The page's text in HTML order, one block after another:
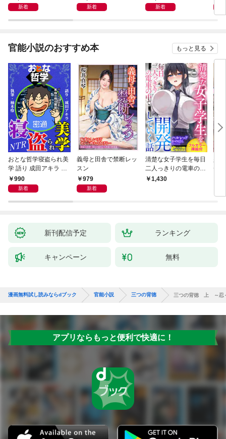
新着 新着 新着
官能小説のおすすめ本 もっと見る
おとな哲学寝盗られ美
学 語り 成田アキラ 執
筆 柚木怜
990
新着
義母と田舎で禁断レッ
スン
979
新着
清楚な女子学生を毎日
二人っきりの電車の中
で開発していく話【フ
1,430
チ
新刊配信予定 ランキング
キャンペーン 無料
漫画無料試し読みならdブック 官能小説 三つの背徳 三つの背徳 上 ～忍
アプリならもっと便利で快適に！